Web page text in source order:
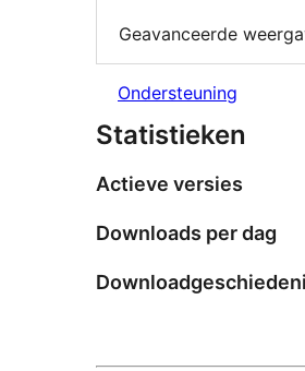
Geavanceerde
Ondersteuning
Statistieken
Actieve versies
Downloads per dag